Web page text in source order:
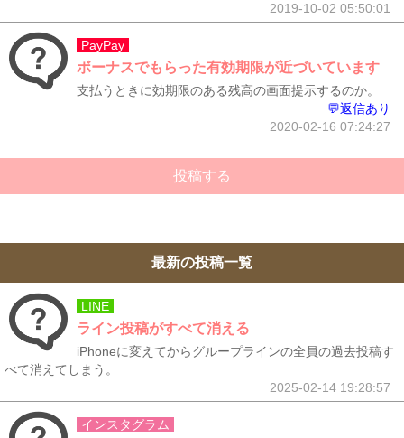
2019-10-02 05:50:01
PayPay
ボーナスでもらった有効期限が近づいています
支払うときに効期限のある残高の画面提示するのか。
💬返信あり
2020-02-16 07:24:27
投稿する
最新の投稿一覧
LINE
ライン投稿がすべて消える
iPhoneに変えてからグループラインの全員の過去投稿す
べて消えてしまう。
2025-02-14 19:28:57
インスタグラム